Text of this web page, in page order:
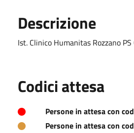
Descrizione
Ist. Clinico Humanitas Rozzano
Codici attesa
Persone in attesa con
Persone in attesa con